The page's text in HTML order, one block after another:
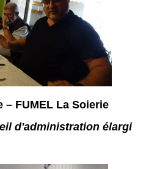
– FUMEL La Soierie
d'administration élargi